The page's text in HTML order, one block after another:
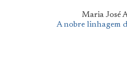
Maria José
A nobre linhagem